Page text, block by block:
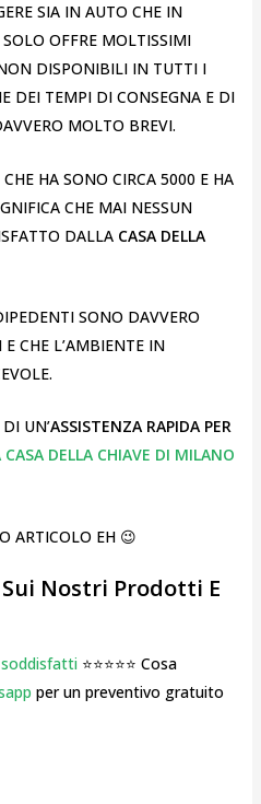
SIA IN AUTO CHE IN
OFFRE MOLTISSIMI
DISPONIBILI IN TUTTI I
DEI TEMPI DI CONSEGNA E DI
MOLTO BREVI.
CHE HA SONO CIRCA 5000 E HA
CHE MAI NESSUN
DALLACASA DELLA
SONO DAVVERO
CHE L’AMBIENTE IN
UN’ASSISTENZA RAPIDA PER
CASA DELLA CHIAVE DI MILANO
ARTICOLO EH 😉
Nostri Prodotti E
⭐⭐⭐⭐⭐ Cosa
per un preventivo gratuito